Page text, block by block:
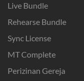
Live Bundle
Rehearse Bundle
Sync License
MT Complete
Perizinan Gereja